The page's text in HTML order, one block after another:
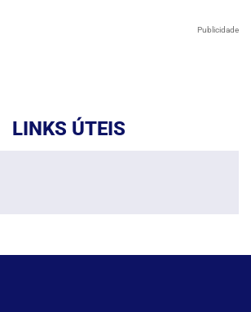
Publicidade
LINKS ÚTEIS